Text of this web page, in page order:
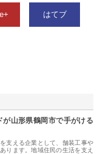
はてブ
山形県鶴岡市で手がける
支える企業として、舗装工事や
ります。地域住民の生活を支え